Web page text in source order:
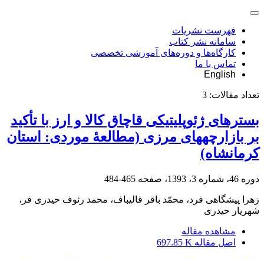
فهرست نشریات
سامانه نشر کتاب
کارگاه‌ها و دوره‌های آموزشی تخصصی
تماس با ما
English
تعداد مقالات: 3
بسترهای ژئوپلیتیکی قاچاق کالا و ارز با تأکید
بر بازارچه‎های مرزی (مطالعۀ موردی: استان
کرمانشاه)
دوره 46، شماره 3، 1393، صفحه 465-484
زهرا پیشگاهی فرد، محمّد باقر قالیباف، محمد رئوف حیدری فر،
شهریار حیدری
مشاهده مقاله
اصل مقاله 697.85 K